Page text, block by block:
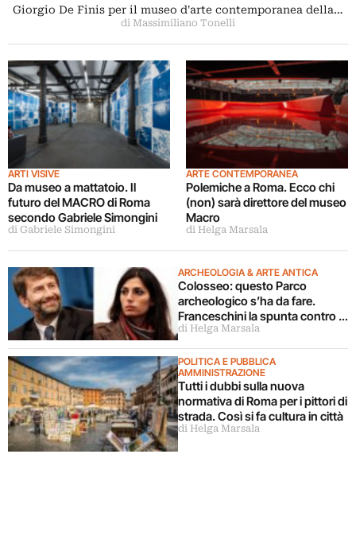
Giorgio De Finis per il museo d'arte contemporanea della…
di Massimiliano Tonelli
ARTI VISIVE
Da museo a mattatoio. Il
futuro del MACRO di Roma
secondo Gabriele Simongini
di Gabriele Simongini
ARTE CONTEMPORANEA
Polemiche a Roma. Ecco chi
(non) sarà direttore del museo
Macro
di Helga Marsala
ARCHEOLOGIA & ARTE ANTICA
Colosseo: questo Parco
archeologico s’ha da fare.
Franceschini la spunta contro il
Tar e la Raggi
di Helga Marsala
POLITICA E PUBBLICA
AMMINISTRAZIONE
Tutti i dubbi sulla nuova
normativa di Roma per i pittori di
strada. Così si fa cultura in città
di Helga Marsala